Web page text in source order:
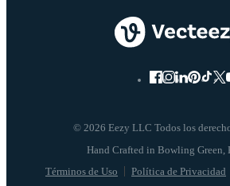
© 2026 Eezy LLC Todos los
Términos de Uso Política de Privacidad